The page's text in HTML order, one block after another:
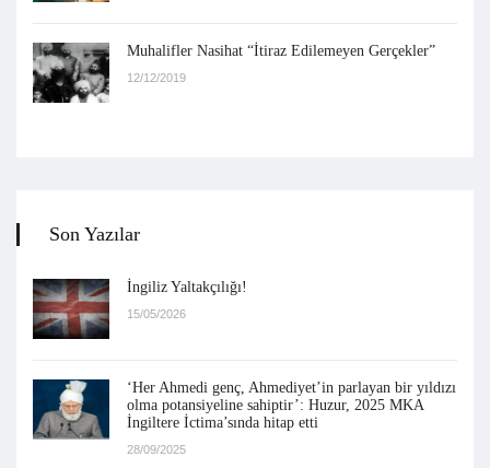
Muhalifler Nasihat “İtiraz Edilemeyen Gerçekler”
12/12/2019
Son Yazılar
İngiliz Yaltakçılığı!
15/05/2026
‘Her Ahmedi genç, Ahmediyet’in parlayan bir yıldızı
olma potansiyeline sahiptir’: Huzur, 2025 MKA
İngiltere İctima’sında hitap etti
28/09/2025